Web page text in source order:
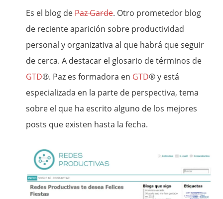
Es el blog dePaz Garde. Otro prometedor blog
de reciente aparición sobre productividad
personal y organizativa al que habrá que seguir
de cerca. A destacar el glosario de términos de
GTD®. Paz es formadora en GTD® y está
especializada en la parte de perspectiva, tema
sobre el que ha escrito alguno de los mejores
posts que existen hasta la fecha.